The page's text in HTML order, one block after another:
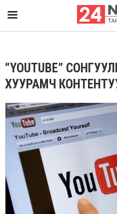
“YOUTUBE”
ХУУРАМЧ